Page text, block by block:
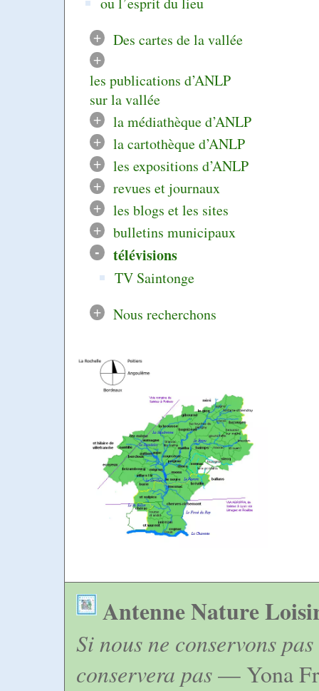
+
Des cartes de la vallée
+
les publications d’ANLP
sur la vallée
+
la médiathèque d’ANLP
+
la cartothèque d’ANLP
+
les expositions d’ANLP
+
revues et journaux
+
les blogs et les sites
+
bulletins municipaux
- télévisions
TV Saintonge
+
Nous recherchons
Antenne Nature
Si nous ne conservons
conservera pas— Yona